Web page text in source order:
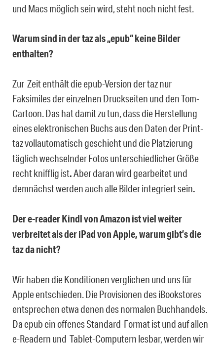
und Macs möglich sein wird, steht noch nicht fest.
Warum sind in der taz als „epub“ keine Bilder
enthalten?
Zur Zeit enthält die epub-Version der taz nur
Faksimiles der einzelnen Druckseiten und den Tom-
Cartoon. Das hat damit zu tun, dass die Herstellung
eines elektronischen Buchs aus den Daten der Print-
taz vollautomatisch geschiehtund die Platzierung
täglich wechselnder Fotos unterschiedlicher Größe
recht knifflig ist.Aber daran wird gearbeitet und
demnächst werden auch alle Bilder integriert sein.
Der e-reader Kindl von Amazon ist viel weiter
verbreitet als der iPad von Apple, warum gibt’s die
taz da nicht?
Wir haben die Konditionen verglichen und uns für
Apple entschieden. Die Provisionen des iBookstores
entsprechen etwa denen des normalen Buchhandels.
Da epub ein offenes Standard-Format ist und auf allen
e-Readern und Tablet-Computern lesbar, werden wir